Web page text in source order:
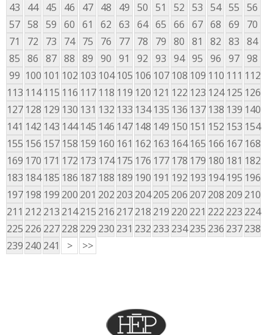
43
44 45 46 47 48 49 50 51 52 53 54 55 56
57 58 59 60 61 62 63 64 65 66 67 68 69
70
71
72 73 74 75 76 77 78 79 80 81 82 83 84
85 86 87 88 89 90 91 92 93 94 95 96 97 98
99 100 101 102 103 104 105 106 107 108 109 110 111 112
113 114 115 116 117 118 119 120 121 122 123 124 125 126
127 128 129 130 131 132 133 134 135 136 137 138 139 140
141 142 143 144 145 146 147 148 149 150 151 152 153 154
155 156 157 158 159 160 161 162 163 164 165 166 167 168
169 170 171 172 173 174 175 176 177 178 179 180 181 182
183 184 185 186 187 188 189 190 191 192 193 194 195 196
197 198 199 200 201 202 203 204205 206 207208 209 210
211 212 213 214215 216 217218 219 220 221 222 223 224
225 226 227228 229 230 231 232 233 234235 236 237238
239 240 241 > >>